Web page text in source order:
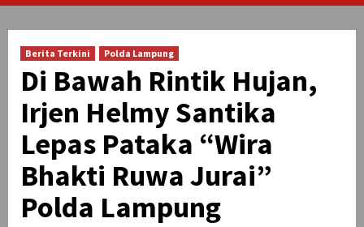
Berita Terkini Polda Lampung
Di Bawah Rintik Hujan,
Irjen Helmy Santika
Lepas Pataka “Wira
Bhakti Ruwa Jurai”
Polda Lampung